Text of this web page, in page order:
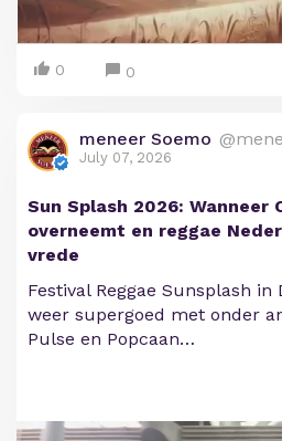
0 0
meneer Soemo
July 07, 2026
Sun Splash 2026: Wanneer
overneemt en reggae
vrede
Festival Reggae Sunsplash in
weer supergoed met onder
Pulse en Popcaan…